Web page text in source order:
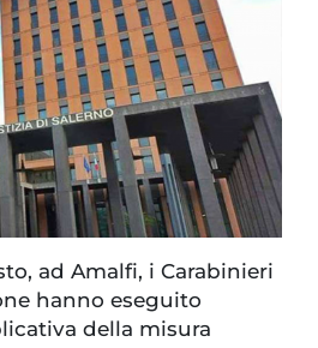
ad Amalfi, i Carabinieri
hanno eseguito
della misura